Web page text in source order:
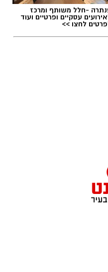
את סדר היום של
שאלה
בהמוניו להפגנות,
במהירות, לפעול יחד
-חלל משותף ומרכז
עסקיים ופרטיים ועוד
לחצו >>